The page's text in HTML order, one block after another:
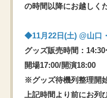
の時間以降にお越しく
◆11⽉22⽇(⼟) @⼭⼝
グッズ販売時間：
開場17:00/開演18:00
※グッズ待機列整理開
上記時間より前にお